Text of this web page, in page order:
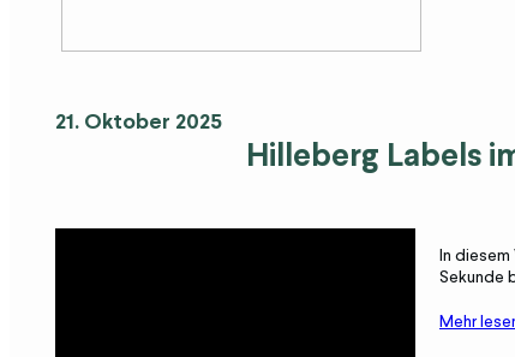
21. Oktober 2025
Hilleberg Labels
In
Sekunde
Mehr